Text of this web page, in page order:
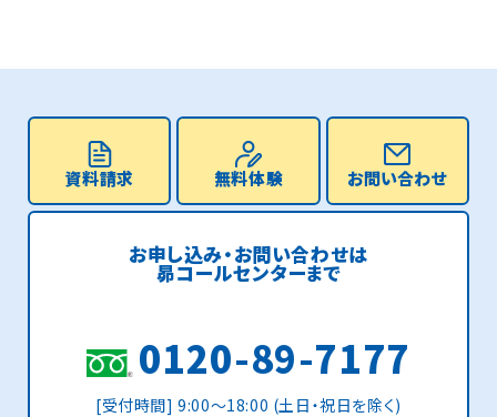
資料請求 無料体験 お問い合わせ
お申し込み・お問い合わせは
昴コールセンターまで
0120-89-7177
[受付時間] 9:00〜18:00 (土日・祝日を除く)